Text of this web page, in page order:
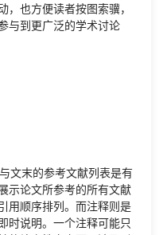
，也方便读者按图索骥，
与到更广泛的学术讨论
文末的参考文献列表是有
示论文所参考的所有文献
用顺序排列。而注释则是
时说明。一个注释可能只